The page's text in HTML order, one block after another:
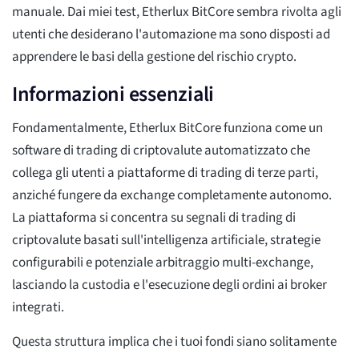
manuale. Dai miei test, Etherlux BitCore sembra rivolta agli
utenti che desiderano l'automazione ma sono disposti ad
apprendere le basi della gestione del rischio crypto.
Informazioni essenziali
Fondamentalmente, Etherlux BitCore funziona come un
software di trading di criptovalute automatizzato che
collega gli utenti a piattaforme di trading di terze parti,
anziché fungere da exchange completamente autonomo.
La piattaforma si concentra su segnali di trading di
criptovalute basati sull'intelligenza artificiale, strategie
configurabili e potenziale arbitraggio multi-exchange,
lasciando la custodia e l'esecuzione degli ordini ai broker
integrati.
Questa struttura implica che i tuoi fondi siano solitamente